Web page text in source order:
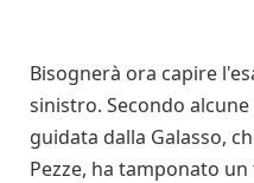
Bisognerà ora capire
sinistro. Secondo
guidata dalla Galasso,
Pezze, ha tamponato